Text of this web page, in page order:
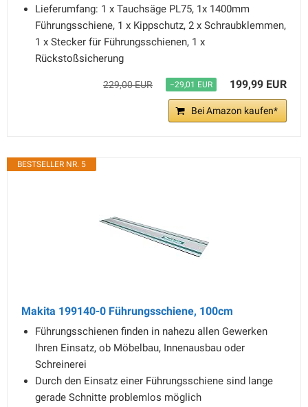
Lieferumfang: 1 x Tauchsäge PL75, 1x 1400mm
Führungsschiene, 1 x Kippschutz, 2 x Schraubklemmen,
1 x Stecker für Führungsschienen, 1 x
Rückstoßsicherung
229,00 EUR −29,01 EUR 199,99 EUR
Bei Amazon kaufen*
BESTSELLER NR. 5
Makita 199140-0 Führungsschiene, 100cm
Führungsschienen finden in nahezu allen Gewerken
Ihren Einsatz, ob Möbelbau, Innenausbau oder
Schreinerei
Durch den Einsatz einer Führungsschiene sind lange
gerade Schnitte problemlos möglich